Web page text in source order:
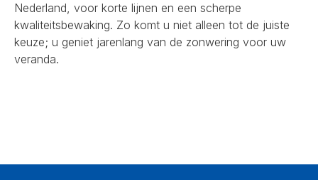
Nederland, voor korte lijnen en een scherpe
kwaliteitsbewaking. Zo komt u niet alleen tot de juiste
keuze; u geniet jarenlang van de zonwering voor uw
veranda.